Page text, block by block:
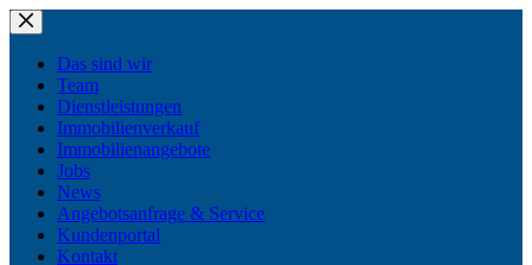
Zum
Inhalt
springenDas sind wir
Team
Dienstleistungen
Immobilienverkauf
Immobilienangebote
Jobs
News
Angebotsanfrage & Service
Kundenportal
Kontakt